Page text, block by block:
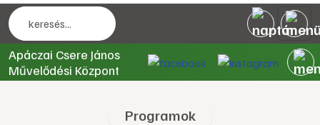
Apáczai Csere János
Művelődési Központ
Programok